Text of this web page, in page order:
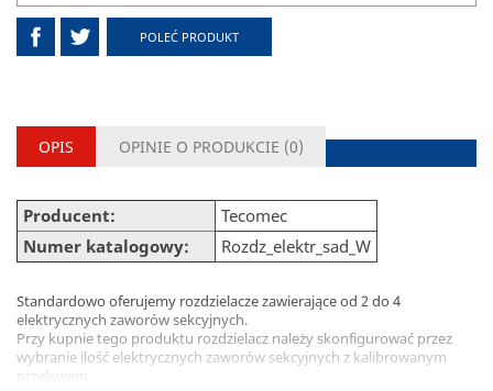
POLEĆ PRODUKT
OPIS OPINIE O PRODUKCIE (0)
Producent:
Tecomec
Numer katalogowy:
Rozdz_elektr_sad_W
Standardowo oferujemy rozdzielacze zawierające od 2 do 4
elektrycznych zaworów sekcyjnych.
Przy kupnie tego produktu rozdzielacz należy skonfigurować przez
wybranie ilość elektrycznych zaworów sekcyjnych z kalibrowanym
przelewem.